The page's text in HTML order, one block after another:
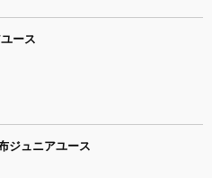
ース
ジュニアユース